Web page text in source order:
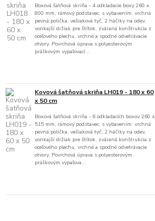
Boxová šatňová skriňa - 4 odkladacie boxy 260 x
800 mm, rámový podstavec, s vybavením: vrchná
pevná polička, vešiaková tyč, 2 háčiky na odev,
vonkajší držiak pre štítok, zváraná konštrukcia z
oceľového plechu, vrchné a spodné odvetrávacie
otvory. Povrchová úprava s polyesterovým
práškovým vypaľovací...
Kovová šatňová skriňa LH019 - 180 x 60
x 50 cm
Boxová šatňová skriňa - 6 odkladacích boxov 260 x
515 mm, rámový podstavec, s vybavením: vrchná
pevná polička, vešiaková tyč, 2 háčiky na odev,
vonkajší držiak pre štítok, zváraná konštrukcia z
oceľového plechu, vrchné a spodné odvetrávacie
otvory. Povrchová úprava s polyesterovým
práškovým vypaľova...